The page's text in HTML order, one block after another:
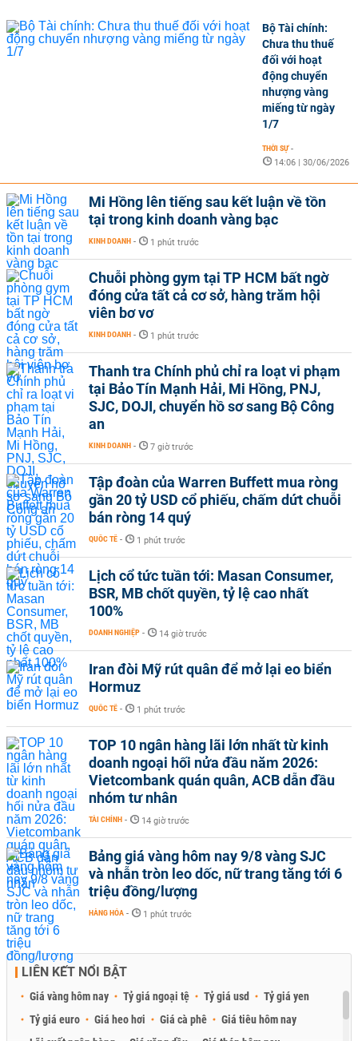
Bộ Tài chính:
Chưa thu thuế
đối với hoạt
động chuyển
nhượng vàng
miếng từ ngày
1/7
THỜI SỰ -
14:06 | 30/06/2026
Mi Hồng lên tiếng sau kết luận về tồn
tại trong kinh doanh vàng bạc
KINH DOANH - 1 phút trước
Chuỗi phòng gym tại TP HCM bất ngờ
đóng cửa tất cả cơ sở, hàng trăm hội
viên bơ vơ
KINH DOANH - 1 phút trước
Thanh tra Chính phủ chỉ ra loạt vi phạm
tại Bảo Tín Mạnh Hải, Mi Hồng, PNJ,
SJC, DOJI, chuyển hồ sơ sang Bộ Công
an
KINH DOANH - 7 giờ trước
Tập đoàn của Warren Buffett mua ròng
gần 20 tỷ USD cổ phiếu, chấm dứt chuỗi
bán ròng 14 quý
QUỐC TẾ - 1 phút trước
Lịch cổ tức tuần tới: Masan Consumer,
BSR, MB chốt quyền, tỷ lệ cao nhất
100%
DOANH NGHIỆP - 14 giờ trước
Iran đòi Mỹ rút quân để mở lại eo biển
Hormuz
QUỐC TẾ - 1 phút trước
TOP 10 ngân hàng lãi lớn nhất từ kinh
doanh ngoại hối nửa đầu năm 2026:
Vietcombank quán quân, ACB dẫn đầu
nhóm tư nhân
TÀI CHÍNH - 14 giờ trước
Bảng giá vàng hôm nay 9/8 vàng SJC
và nhẫn tròn leo dốc, nữ trang tăng tới 6
triệu đồng/lượng
HÀNG HÓA - 1 phút trước
LIÊN KẾT NỔI BẬT
Giá vàng hôm nay Tỷ giá ngoại tệ Tỷ giá usd
Tỷ giá yen
Tỷ giá euro
Giá heo hơi Giá cà phê
Giá tiêu hôm nay